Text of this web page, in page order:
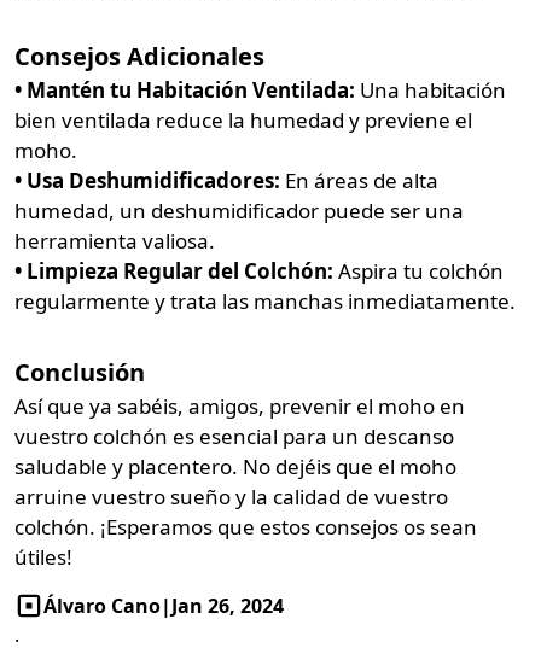
Consejos Adicionales
• Mantén tu Habitación Ventilada: Una habitación
bien ventilada reduce la humedad y previene el
moho.
• Usa Deshumidificadores: En áreas de alta
humedad, un deshumidificador puede ser una
herramienta valiosa.
• Limpieza Regular del Colchón: Aspira tu colchón
regularmente y trata las manchas inmediatamente.
Conclusión
Así que ya sabéis, amigos, prevenir el moho en
vuestro colchón es esencial para un descanso
saludable y placentero. No dejéis que el moho
arruine vuestro sueño y la calidad de vuestro
colchón. ¡Esperamos que estos consejos os sean
útiles!
Álvaro Cano|Jan 26, 2024
.